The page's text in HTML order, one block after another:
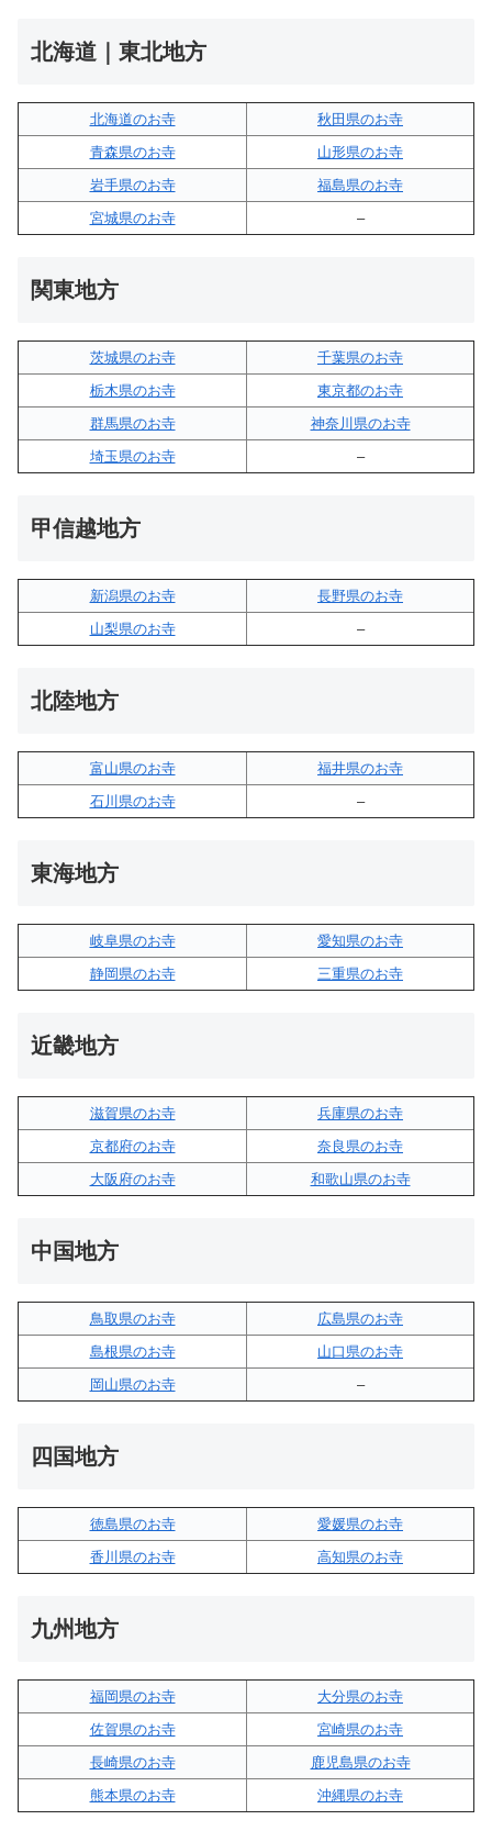
北海道｜東北地方
北海道のお寺
秋田県のお寺
青森県のお寺
山形県のお寺
岩手県のお寺
福島県のお寺
宮城県のお寺
–
関東地方
茨城県のお寺
千葉県のお寺
栃木県のお寺
東京都のお寺
群馬県のお寺
神奈川県のお寺
埼玉県のお寺
–
甲信越地方
新潟県のお寺
長野県のお寺
山梨県のお寺
–
北陸地方
富山県のお寺
福井県のお寺
石川県のお寺
–
東海地方
岐阜県のお寺
愛知県のお寺
静岡県のお寺
三重県のお寺
近畿地方
滋賀県のお寺
兵庫県のお寺
京都府のお寺
奈良県のお寺
大阪府のお寺
和歌山県のお寺
中国地方
鳥取県のお寺
広島県のお寺
島根県のお寺
山口県のお寺
岡山県のお寺
–
四国地方
徳島県のお寺
愛媛県のお寺
香川県のお寺
高知県のお寺
九州地方
福岡県のお寺
大分県のお寺
佐賀県のお寺
宮崎県のお寺
長崎県のお寺
鹿児島県のお寺
熊本県のお寺
沖縄県のお寺